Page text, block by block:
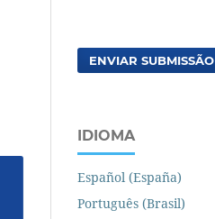
ENVIAR SUBMISSÃO
IDIOMA
Español (España)
Português (Brasil)